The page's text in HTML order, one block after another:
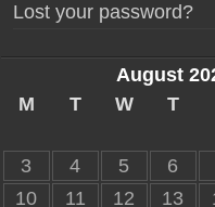
Lost your password?
August
M
T W T
3
4 5 6
10
11 12 13